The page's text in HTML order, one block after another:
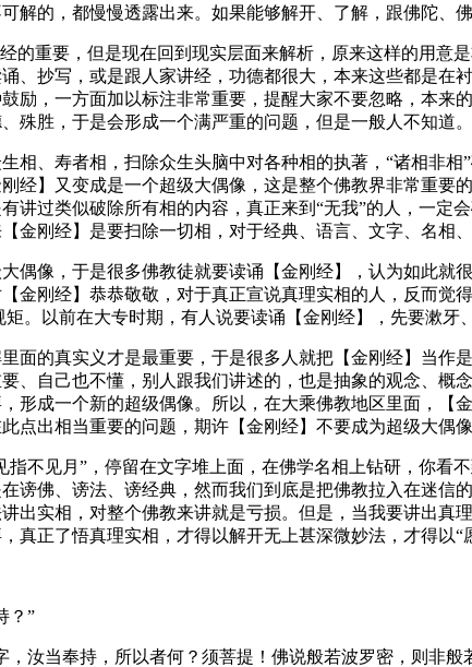
解的，都慢慢透露出来。如果能够解开、了解，跟佛陀、佛
重要，但是现在回到现实层面来解析，原来这样的用意
、抄写，或是跟人家讲经，功德都很大，本来这些都是在
励，一方面加以标注非常重要，提醒大家不要忽略，本来
殊胜，于是会形成一个满严重的问题，但是一般人不知道。
、寿者相，扫除众生头脑中对各种相的执著，“诸相非相
经】又变成是一个超级大偶像，这是整个佛教界非常重要
讲过类似破除所有相的内容，真正来到“无我”的人，一定
金刚经】是要扫除一切相，对于经典、语言、文字、名
像，于是很多佛教徒就要读诵【金刚经】，认为如此就
金刚经】恭恭敬敬，对于真正宣说真理实相的人，反而觉
以前在大专时期，有人说要读诵【金刚经】，先要漱牙
的真实义才是最重要，于是很多人就把【金刚经】当作
、自己也不懂，别人跟我们讲述的，也是抽象的观念、概
形成一个新的超级偶像。所以，在大乘佛教地区里面，【
点出相当重要的问题，期许【金刚经】不要成为超级大偶
见月”，停留在文字堆上面，在佛学名相上钻研，你看
谤佛、谤法、谤经典，然而我们到底是把佛教拉入在迷信
出实相，对整个佛教来讲就是亏损。但是，当我要讲出
正了悟真理实相，才得以解开无上甚深微妙法，才得以“
？”
当奉持，所以者何？须菩提！佛说般若波罗密，则非般